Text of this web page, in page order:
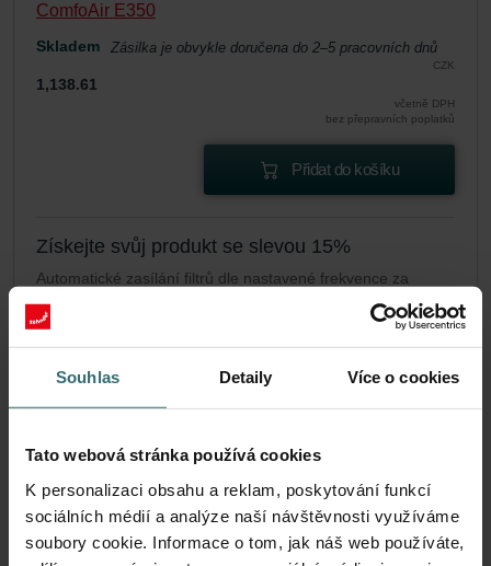
Souhlas Detaily Více o cookies
Tato webová stránka používá cookies
K personalizaci obsahu a reklam, poskytování funkcí
sociálních médií a analýze naší návštěvnosti využíváme
soubory cookie. Informace o tom, jak náš web používáte,
ComfoAir E350
Skladem Zásilka je obvykle doručena do 2–5 pracovních dnů
CZK
1,138.61
včetně DPH
bez přepravních poplatků
Přidat do košíku
Získejte svůj produkt se slevou 15%
Automatické zasílání filtrů dle nastavené frekvence za
zvýhodněnou cenu (platí pouze pro koncové zákazníky)
CZK
bez přepravních poplatků